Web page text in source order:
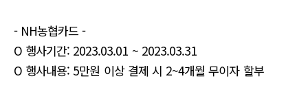
- NH농협카드 -
O 행사기간: 2023.03.01 ~ 2023.03.31
O 행사내용: 5만원 이상 결제 시 2~4개월 무이자 할부